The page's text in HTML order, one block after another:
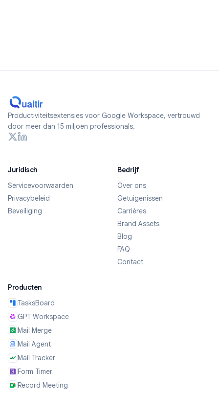
Productiviteitsextensies voor Google Workspace, vertrouwd
door meer dan 15 miljoen professionals.
Juridisch
Servicevoorwaarden
Privacybeleid
Beveiliging
Bedrijf
Over ons
Getuigenissen
Carrières
Brand Assets
Blog
FAQ
Contact
Producten
TasksBoard
GPT Workspace
Mail Merge
Mail Agent
Mail Tracker
Form Timer
Record Meeting